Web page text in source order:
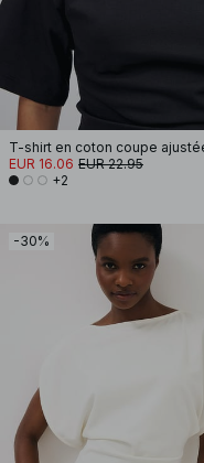
EUR 16.06 EUR 22.95
+2
-30%